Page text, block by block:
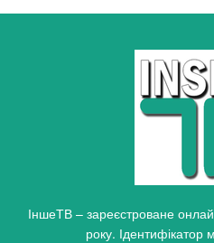
ІншеТВ – зареєстроване
року. Ідентифікатор